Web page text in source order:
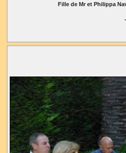
Fille de Mr et Philippa
-